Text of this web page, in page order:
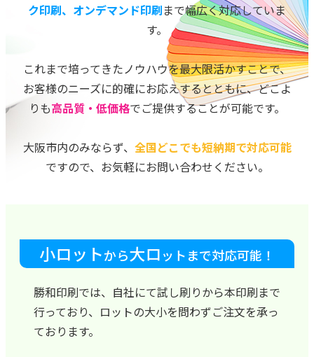
ク印刷、オンデマンド印刷まで幅広く対応していま
す。
これまで培ってきたノウハウを最大限活かすことで、
お客様のニーズに的確にお応えするとともに、どこよ
りも高品質・低価格でご提供することが可能です。
大阪市内のみならず、 全国どこでも短納期で対応可能
ですので、お気軽にお問い合わせください。
小ロットから大ロットまで対応可能！
勝和印刷では、自社にて試し刷りから本印刷まで
行っており、ロットの大小を問わずご注文を承っ
ております。